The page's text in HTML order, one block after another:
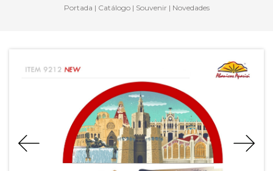
Portada | Catálogo| Souvenir| Novedades